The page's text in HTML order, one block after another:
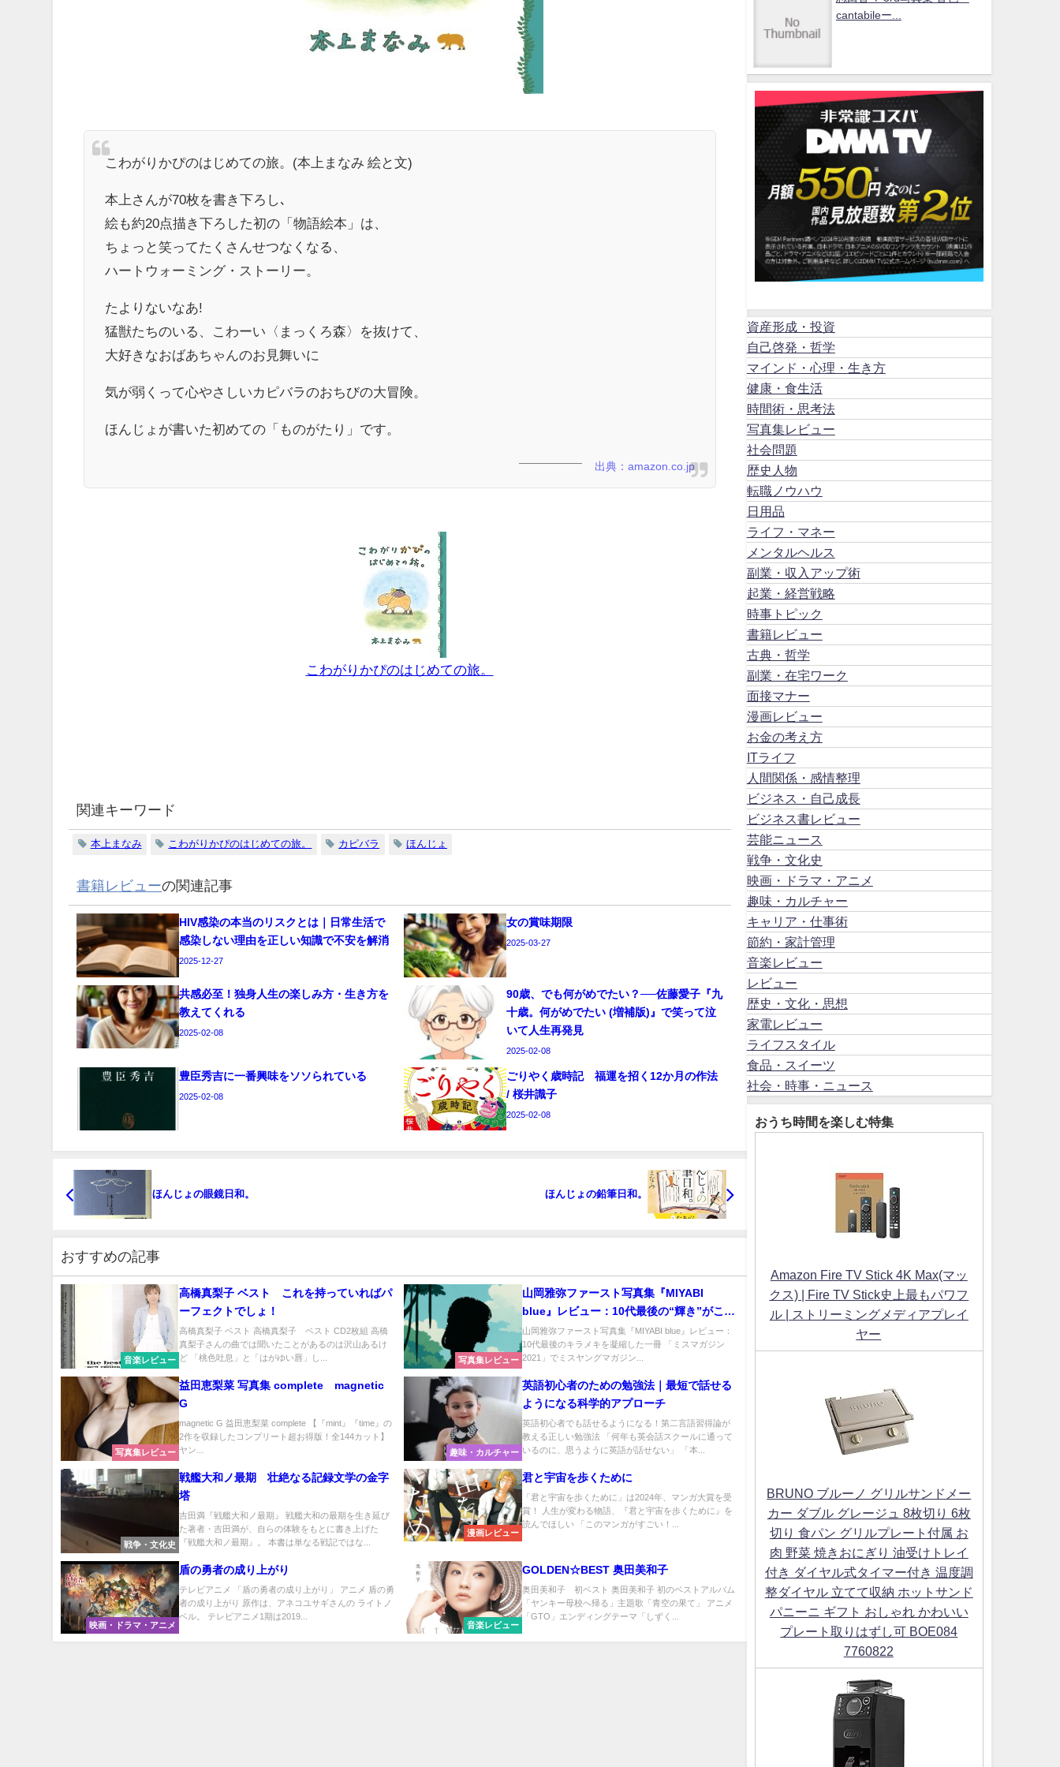
こわがりかぴのはじめての旅。(本上まなみ 絵と文)
本上さんが70枚を書き下ろし､
絵も約20点描き下ろした初の「物語絵本」は、
ちょっと笑ってたくさんせつなくなる、
ハートウォーミング・ストーリー。
たよりないなあ!
猛獣たちのいる、こわーい〈まっくろ森〉を抜けて、
大好きなおばあちゃんのお見舞いに
気が弱くって心やさしいカピバラのおちびの大冒険。
ほんじょが書いた初めての「ものがたり」です。
出典：amazon.co.jp
こわがりかぴのはじめての旅。
関連キーワード
本上まなみ こわがりかぴのはじめての旅。 カピバラ ほんじょ
書籍レビューの関連記事
HIV感染の本当のリスクとは｜日常生活で
感染しない理由を正しい知識で不安を解消
2025-12-27
女の賞味期限
2025-03-27
共感必至！独身人生の楽しみ方・生き方を
教えてくれる
2025-02-08
90歳、でも何がめでたい？──佐藤愛子『九
十歳。何がめでたい (増補版)』で笑って泣
いて人生再発見
2025-02-08
豊臣秀吉に一番興味をソソられている
2025-02-08
ごりやく歳時記 福運を招く12か月の作法
/ 桜井識子
2025-02-08
ほんじょの眼鏡日和。 ほんじょの鉛筆日和。
おすすめの記事
音楽レビュー
高橋真梨子 ベスト これを持っていればパ
ーフェクトでしょ！
高橋真梨子 ベスト 高橋真梨子 ベスト CD2枚組 高橋
真梨子さんの曲では聞いたことがあるのは沢山あるけ
ど 「桃色吐息」と「はがゆい唇」し...
写真集レビュー
山岡雅弥ファースト写真集『MIYABI
blue』レビュー：10代最後の“輝き”がここ
に
山岡雅弥ファースト写真集『MIYABI blue』レビュー：
10代最後のキラメキを凝縮した一冊 「ミスマガジン
2021」でミスヤングマガジン...
写真集レビュー
益田恵梨菜 写真集 complete magnetic
G
magnetic G 益田恵梨菜 complete 【『mint』『time』の
2作を収録したコンプリート超お得版！全144カット】
ヤン...
趣味・カルチャー
英語初心者のための勉強法｜最短で話せる
ようになる科学的アプローチ
英語初心者でも話せるようになる！第二言語習得論が
教える正しい勉強法 「何年も英会話スクールに通って
いるのに、思うように英語が話せない」 「本...
戦争・文化史
戦艦大和ノ最期 壮絶なる記録文学の金字
塔
吉田満『戦艦大和ノ最期』 戦艦大和の最期を生き延び
た著者・吉田満が、自らの体験をもとに書き上げた
『戦艦大和ノ最期』。 本書は単なる戦記ではな...
漫画レビュー
君と宇宙を歩くために
「君と宇宙を歩くために」は2024年、マンガ大賞を受
賞！ 人生が変わる物語、『君と宇宙を歩くために』を
読んでほしい 「このマンガがすごい！...
映画・ドラマ・アニメ
盾の勇者の成り上がり
テレビアニメ 「盾の勇者の成り上がり」 アニメ 盾の勇
者の成り上がり 原作は、アネコユサギさんの ライトノ
ベル。 テレビアニメ1期は2019...
音楽レビュー
GOLDEN☆BEST 奥田美和子
奥田美和子 初ベスト 奥田美和子 初のベストアルバム
「ヤンキー母校へ帰る」主題歌「青空の果て」 アニメ
「GTO」エンディングテーマ「しずく...
cantabileー...
資産形成・投資
自己啓発・哲学
マインド・心理・生き方
健康・食生活
時間術・思考法
写真集レビュー
社会問題
歴史人物
転職ノウハウ
日用品
ライフ・マネー
メンタルヘルス
副業・収入アップ術
起業・経営戦略
時事トピック
書籍レビュー
古典・哲学
副業・在宅ワーク
面接マナー
漫画レビュー
お金の考え方
ITライフ
人間関係・感情整理
ビジネス・自己成長
ビジネス書レビュー
芸能ニュース
戦争・文化史
映画・ドラマ・アニメ
趣味・カルチャー
キャリア・仕事術
節約・家計管理
音楽レビュー
レビュー
歴史・文化・思想
家電レビュー
ライフスタイル
食品・スイーツ
社会・時事・ニュース
おうち時間を楽しむ特集
Amazon Fire TV Stick 4K Max(マッ
クス) | Fire TV Stick史上最もパワフ
ル | ストリーミングメディアプレイ
ヤー
BRUNO ブルーノ グリルサンドメー
カー ダブル グレージュ 8枚切り 6枚
切り 食パン グリルプレート付属 お
肉 野菜 焼きおにぎり 油受けトレイ
付き ダイヤル式タイマー付き 温度調
整ダイヤル 立てて収納 ホットサンド
パニーニ ギフト おしゃれ かわいい
プレート取りはずし可 BOE084
7760822